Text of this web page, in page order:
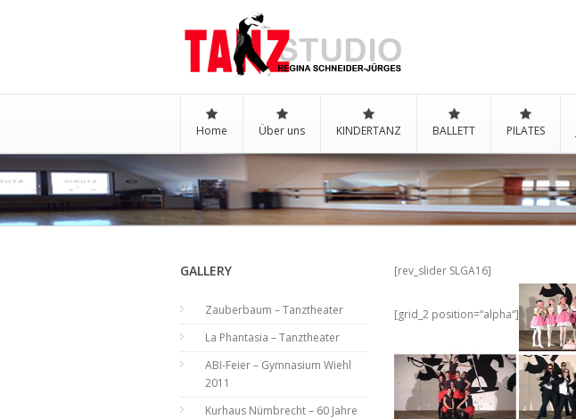
Home Über uns KINDERTANZ BALLETT PILATES
//
GALLERY
Zauberbaum – Tanztheater
La Phantasia – Tanztheater
ABI-Feier – Gymnasium Wiehl
2011
Kurhaus Nümbrecht – 60 Jahre
[rev_slider SLGA16]
[grid_2 position=“alpha“]